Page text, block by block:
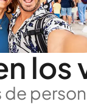
los